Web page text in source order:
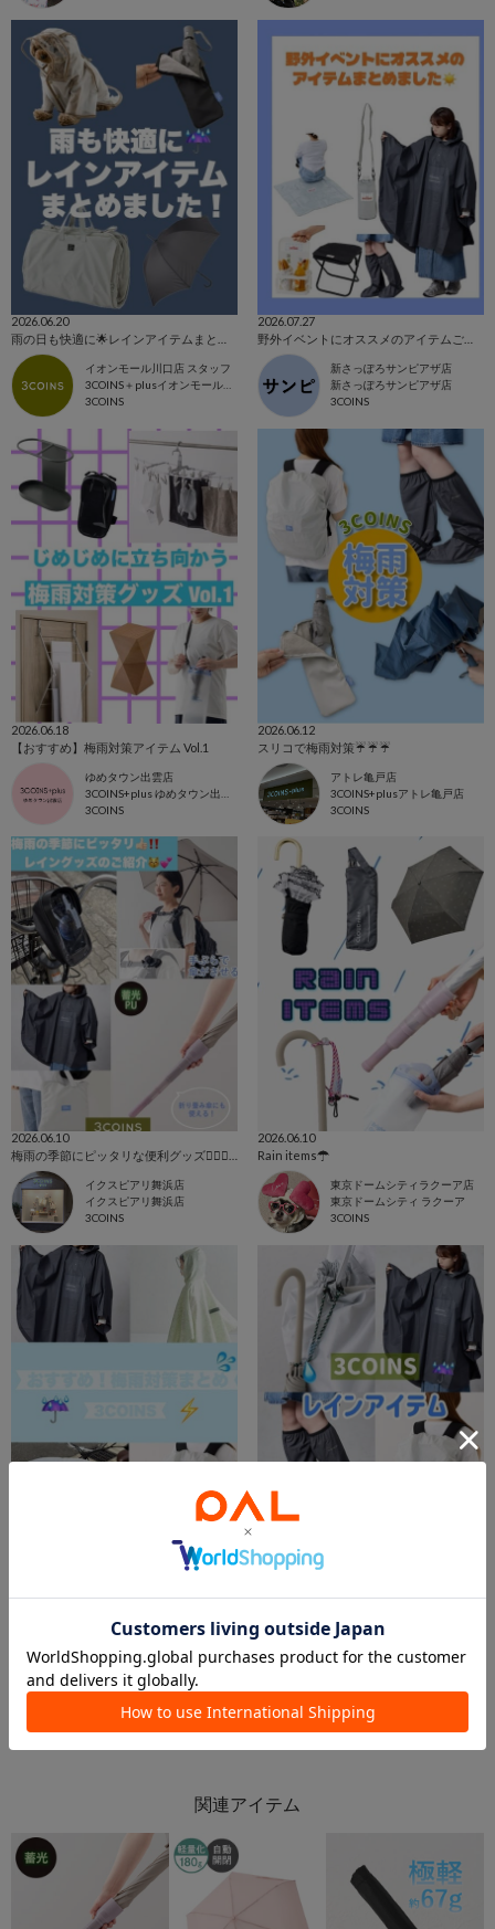
2026.06.20
イオンモール川口店 スタッフ
3COINS＋plusイオンモール川口店
3COINS
2026.07.27
野外イベントにオススメのアイテムご紹介☁️
新さっぽろサンピアザ店
新さっぽろサンピアザ店
3COINS
2026.06.18
【おすすめ】梅雨対策アイテム Vol.1
ゆめタウン出雲店
3COINS
2026.06.12
スリコで梅雨対策☔️☔️☔️
アトレ亀戸店
3COINS+plusアトレ亀戸店
3COINS
2026.06.10
イクスピアリ舞浜店
イクスピアリ舞浜店
3COINS
2026.06.10
Rain items☂
東京ドームシティラクーア店
東京ドームシティ ラクーア
3COINS
3COINS
☔️レインアイテム🫧
3COINS